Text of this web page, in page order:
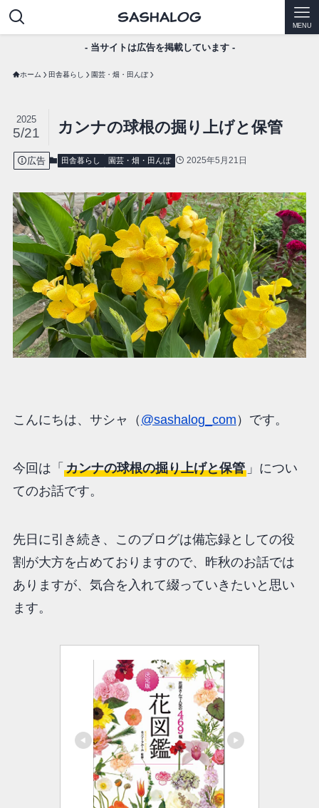
MENU
- 当サイトは広告を掲載しています -
ホーム 田舎暮らし 園芸・畑・田んぼ
カンナの球根の掘り上げと保管
2025
5/21
広告 田舎暮らし 園芸・畑・田んぼ 2025年5月21日
こんにちは、サシャ（ @sashalog_com ）です。
今回は「 カンナの球根の掘り上げと保管」につい
てのお話です。
先日に引き続き、このブログは備忘録としての役
割が大方を占めておりますので、昨秋のお話では
ありますが、気合を入れて綴っていきたいと思い
ます。